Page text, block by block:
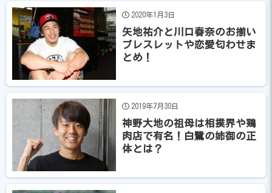
2020年1月3日
矢地祐介と川口春奈のお揃い
ブレスレットや恋愛匂わせま
とめ！
2019年7月30日
神野大地の祖母は相撲界や鶏
肉店で有名！白鷺の姉御の正
体とは？